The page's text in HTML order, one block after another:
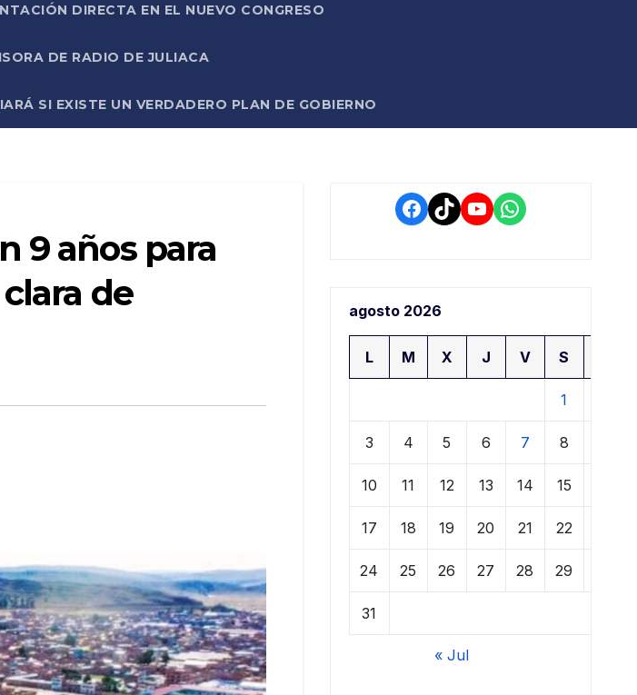
DIRECTA EN EL NUEVO CONGRESO
DE RADIO DE JULIACA
SI EXISTE UN VERDADERO PLAN DE GOBIERNO
9 años para
de
Facebook
TikTokYouTube
WhatsApp
agosto 2026
L M X J V S
1
3 4 5 6 7 8
10 11 12 13 14 15
17 18 19 20 21 22
24 25 26 27 28 29
31
« Jul